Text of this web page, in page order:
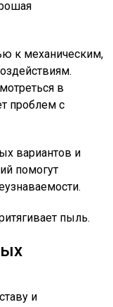
к механическим,
в
проблем с
вариантов и
помогут
пыль.
и